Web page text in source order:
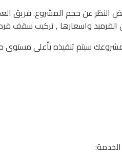
عن حجم المشروع. فريق
القرميد واسعارها , تركيب سقف
مشروعك سيتم تنفيذه بأعلى مستوى